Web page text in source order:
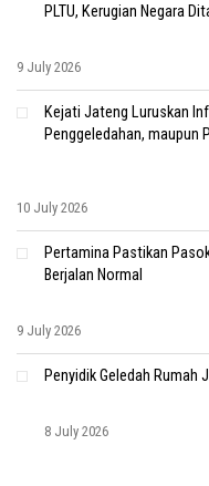
PLTU, Kerugian Negara
9 July 2026
Kejati Jateng Luruskan
Penggeledahan, maupun
10 July 2026
Pertamina Pastikan
Berjalan Normal
9 July 2026
Penyidik Geledah Rumah
8 July 2026